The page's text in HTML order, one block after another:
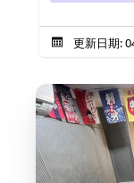
更新日期: